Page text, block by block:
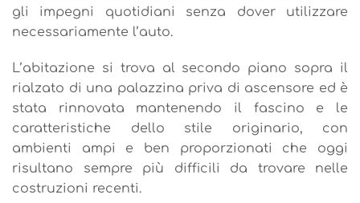
gli impegni quotidiani senza dover utilizzare
necessariamente l’auto.
L’abitazione si trova al secondo piano sopra il
rialzato di una palazzina priva di ascensore ed è
stata rinnovata mantenendo il fascino e le
caratteristiche dello stile originario, con
ambienti ampi e ben proporzionati che oggi
risultano sempre più difficili da trovare nelle
costruzioni recenti.